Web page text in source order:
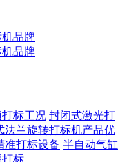
品牌
品牌
标工况 封闭式激光打
法兰旋转打标机产品优
准打标设备 半自动气缸
标